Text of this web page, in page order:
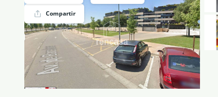
NOTICIAS Y BLOG
CONTACTO
PERFIL
Compartir